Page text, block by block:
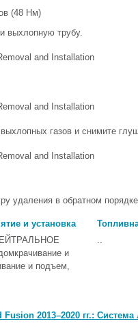
(48 Нм)
выхлопную трубу.
газов и снимите
удаления в обратном
и установка
и
и подъем,
..
2013–2020 гг.: